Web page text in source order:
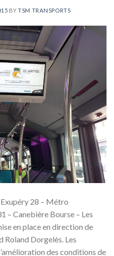
BYTSM TRANSPORTS
28 – Métro
– Canebière Bourse – Les
en place en direction de
Roland Dorgelès. Les
des conditions de